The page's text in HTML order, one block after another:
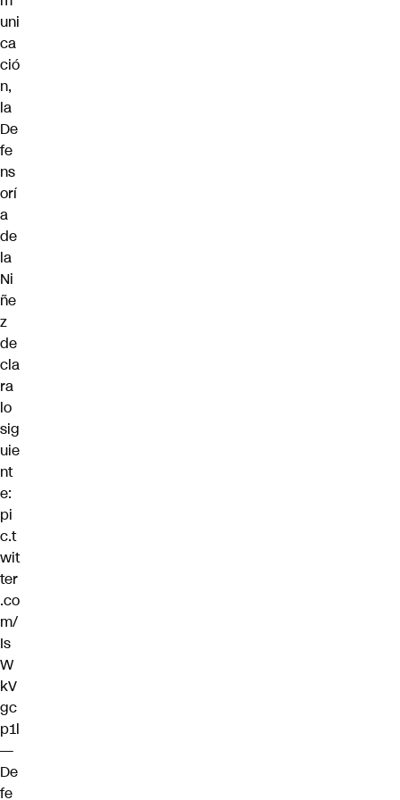
uni
ca
ció
n,
la
De
fe
ns
orí
a
de
la
Ni
ñe
z
de
cla
ra
lo
sig
uie
nt
e:
pi
c.t
wit
ter
.co
m/
Is
W
kV
gc
p1l
—
De
fe